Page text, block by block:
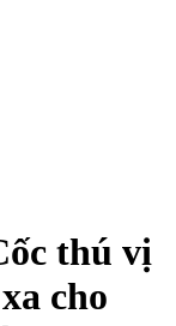
thú vị
cho